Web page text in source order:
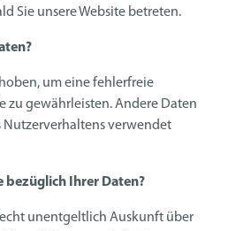
Sie unsere Website betreten.
um eine fehlerfreie
zu gewährleisten. Andere Daten
Nutzerverhaltens verwendet
bezüglich Ihrer Daten?
unentgeltlich Auskunft über